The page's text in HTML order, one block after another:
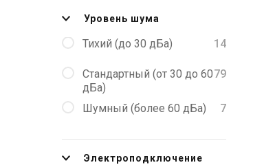
Уровень шума
Тихий (до 30 дБа) 14
Стандартный (от 30 до 60
дБа)
79
Шумный (более 60 дБа) 7
Электроподключение